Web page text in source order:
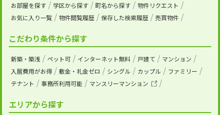
お部屋を探す 学区から探す 町名から探す
物件リクエスト
お気に入り一覧
物件閲覧履歴 保存した検索履歴 売買物件
こだわり条件から探す
新築・築浅 ペット可 インターネット無料 戸建て
マンション
入居費用がお得
敷金・礼金ゼロ シングル カップル
ファミリー
テナント
事務所利用可能 マンスリーマンション
エリアから探す